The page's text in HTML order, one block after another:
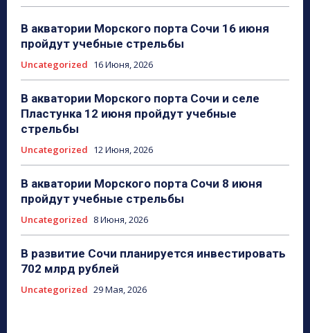
В акватории Морского порта Сочи 16 июня
пройдут учебные стрельбы
Uncategorized 16 Июня, 2026
В акватории Морского порта Сочи и селе
Пластунка 12 июня пройдут учебные
стрельбы
Uncategorized 12 Июня, 2026
В акватории Морского порта Сочи 8 июня
пройдут учебные стрельбы
Uncategorized 8 Июня, 2026
В развитие Сочи планируется инвестировать
702 млрд рублей
Uncategorized 29 Мая, 2026